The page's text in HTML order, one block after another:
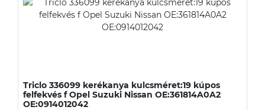
Triclo 336099 kerékanya kulcsméret:19 kúpos
felfekvés f Opel Suzuki Nissan OE:361814A0A2
OE:0914012042